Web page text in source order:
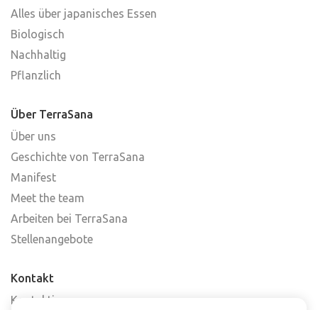
Alles über japanisches Essen
Biologisch
Nachhaltig
Pflanzlich
Über TerraSana
Über uns
Geschichte von TerraSana
Manifest
Meet the team
Arbeiten bei TerraSana
Stellenangebote
Kontakt
Kontaktiere uns